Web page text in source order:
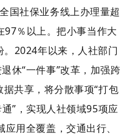
国社保业务线上办理量超
97％以上。把小事当作大
2024年以来，人社部门
休“一件事”改革，加强跨
共享，将分散事项“打包
”，实现人社领域95项应
用全覆盖，交通出行、